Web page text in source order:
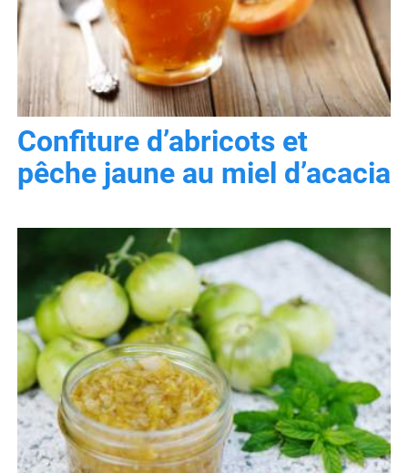
Confiture d’abricots et
pêche jaune au miel d’acacia